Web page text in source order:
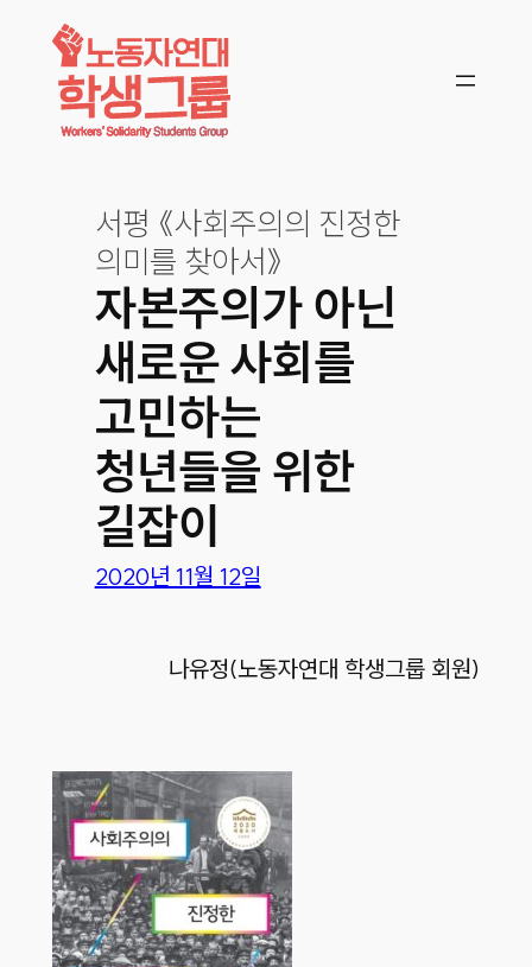
콘텐츠로
바로가기
서평 《사회주의의 진정한
의미를 찾아서》
자본주의가 아닌
새로운 사회를
고민하는
청년들을 위한
길잡이
2020년 11월 12일
나유정(노동자연대 학생그룹 회원)